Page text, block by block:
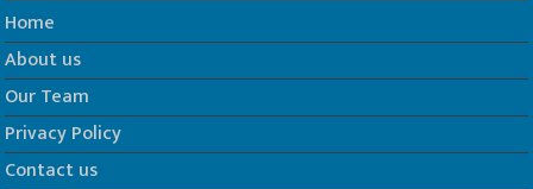
Home
About us
Our Team
Privacy Policy
Contact us